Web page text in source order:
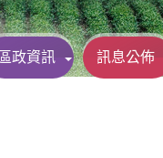
區政資訊 訊息公佈